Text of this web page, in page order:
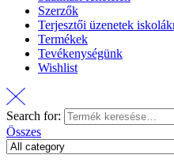
Szerzők
Terjesztői üzenetek
Termékek
Tevékenységünk
Wishlist
Search for:
Összes